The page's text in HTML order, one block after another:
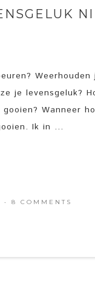
Weerhouden
je levensgeluk?
Wanneer
Ik in ...
· 8 COMMENTS